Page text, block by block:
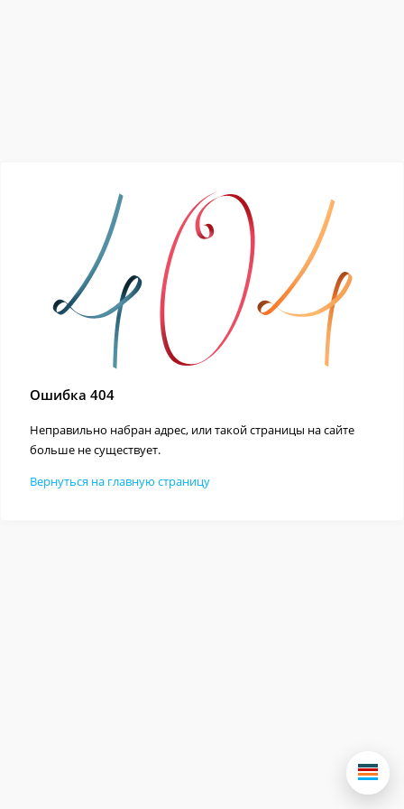
Ошибка 404
Неправильно набран адрес, или такой страницы на сайте
больше не существует.
Вернуться на главную страницу